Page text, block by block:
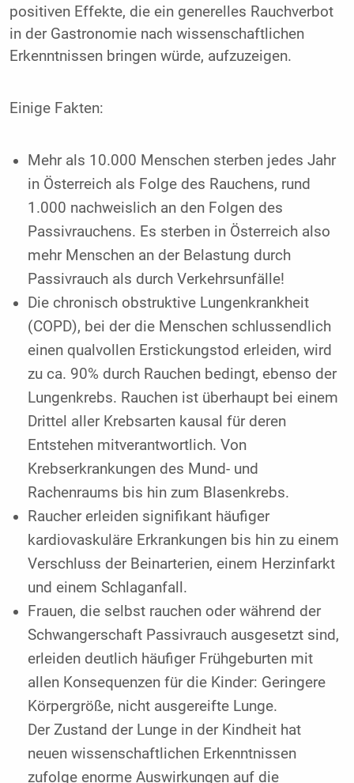
positiven Effekte, die ein generelles Rauchverbot
in der Gastronomie nach wissenschaftlichen
Erkenntnissen bringen würde, aufzuzeigen.
Einige Fakten:
Mehr als 10.000 Menschen sterben jedes Jahr
in Österreich als Folge des Rauchens, rund
1.000 nachweislich an den Folgen des
Passivrauchens. Es sterben in Österreich also
mehr Menschen an der Belastung durch
Passivrauch als durch Verkehrsunfälle!
Die chronisch obstruktive Lungenkrankheit
(COPD), bei der die Menschen schlussendlich
einen qualvollen Erstickungstod erleiden, wird
zu ca. 90% durch Rauchen bedingt, ebenso der
Lungenkrebs. Rauchen ist überhaupt bei einem
Drittel aller Krebsarten kausal für deren
Entstehen mitverantwortlich. Von
Krebserkrankungen des Mund- und
Rachenraums bis hin zum Blasenkrebs.
Raucher erleiden signifikant häufiger
kardiovaskuläre Erkrankungen bis hin zu einem
Verschluss der Beinarterien, einem Herzinfarkt
und einem Schlaganfall.
Frauen, die selbst rauchen oder während der
Schwangerschaft Passivrauch ausgesetzt sind,
erleiden deutlich häufiger Frühgeburten mit
allen Konsequenzen für die Kinder: Geringere
Körpergröße, nicht ausgereifte Lunge.
Der Zustand der Lunge in der Kindheit hat
neuen wissenschaftlichen Erkenntnissen
zufolge enorme Auswirkungen auf die